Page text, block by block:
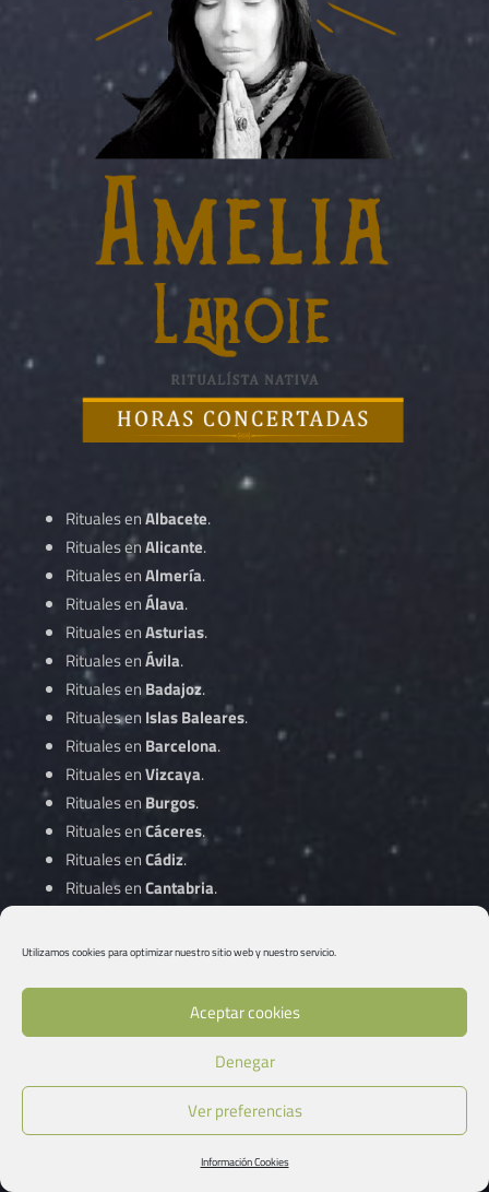
Utilizamos cookies para optimizar nuestro sitio web y nuestro servicio.
Aceptar cookies
Denegar
Ver preferencias
Información Cookies
Rituales enAlbacete.
Rituales enAlicante.
Rituales enAlmería.
Rituales enÁlava.
Rituales enAsturias.
Rituales enÁvila.
Rituales en Badajoz.
Rituales en Islas Baleares.
Rituales en Barcelona.
Rituales enVizcaya.
Rituales en Burgos.
Rituales enCáceres.
Rituales enCádiz.
Rituales enCantabria.
Rituales enCiudad Real.
Gipuzkoa.
Rituales enGirona.
Granada.